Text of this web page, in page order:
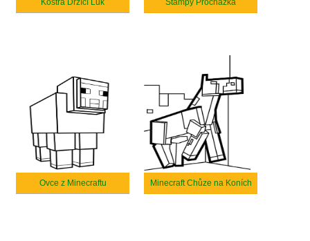
Kostra Držící Luk Stampy Procházka
Ovce z Minecraftu Minecraft Chůze na Koních